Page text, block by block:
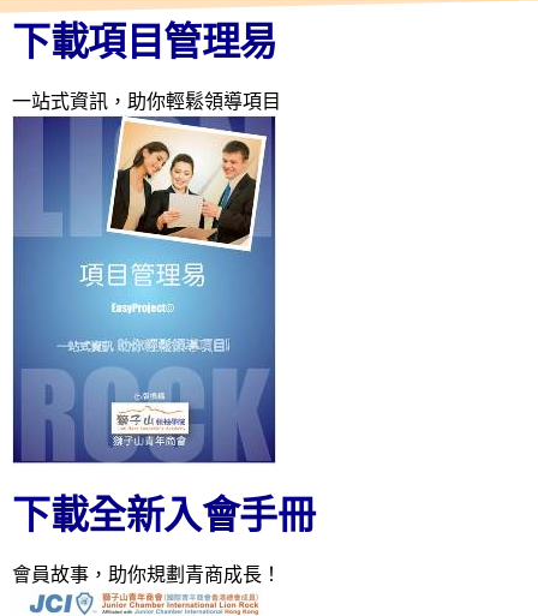
下載項目管理易
一站式資訊，助你輕鬆領導項目
下載全新入會手冊
會員故事，助你規劃青商成長！